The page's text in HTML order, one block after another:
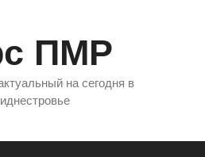
ПМР
на сегодня в